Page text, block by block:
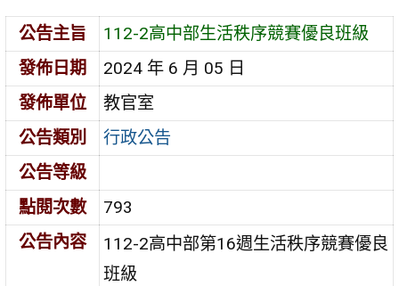
公告主旨
112-2高中部生活秩序競賽優良班級
發佈日期
2024 年 6 月 05 日
發佈單位
教官室
公告類別
行政公告
公告等級
點閱次數
793
公告內容
112-2高中部第16週生活秩序競賽優良
班級